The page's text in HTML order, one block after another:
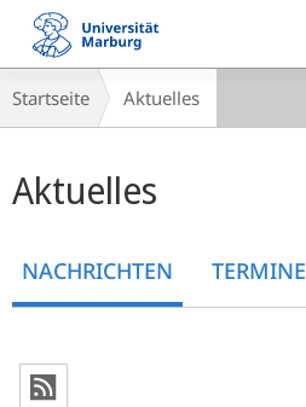
Mobile-
Navigation
Breadcrumb-
Navigation
Startseite Aktuelles
Aktuelles
NACHRICHTEN TERMINE